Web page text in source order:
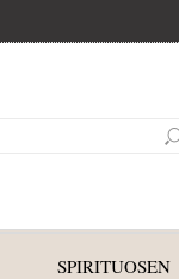
SPIRITUOSEN